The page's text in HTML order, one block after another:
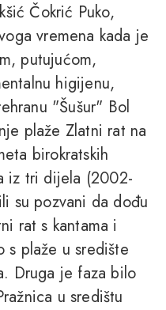
Čokrić Puko,
vremena kada je
putujućom,
higijenu,
"Šušur" Bol
plaže Zlatni rat na
birokratskih
iz tri dijela (2002-
su pozvani da dođu
rat s kantama i
s plaže u središte
Druga je faza bilo
u središtu